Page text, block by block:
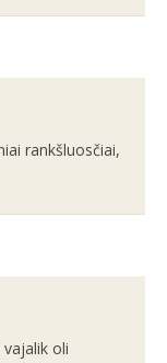
rankšluosčiai,
vajalik oli